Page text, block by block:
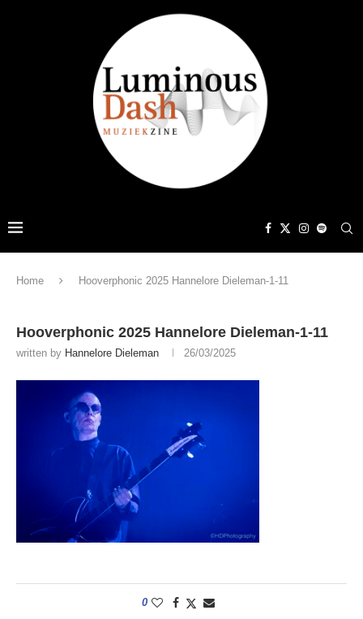
Home Hooverphonic 2025 Hannelore Dieleman-1-11
Hooverphonic 2025 Hannelore Dieleman-1-11
written by Hannelore Dieleman 26/03/2025
0